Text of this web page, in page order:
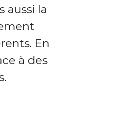
aussi la
En
à des